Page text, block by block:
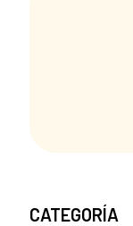
CATEGORÍA